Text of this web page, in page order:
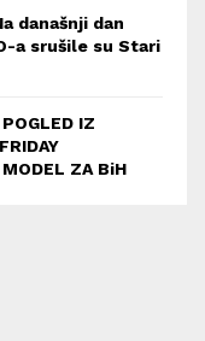
današnji dan
a srušile su Stari
POGLED IZ
ZA BiH